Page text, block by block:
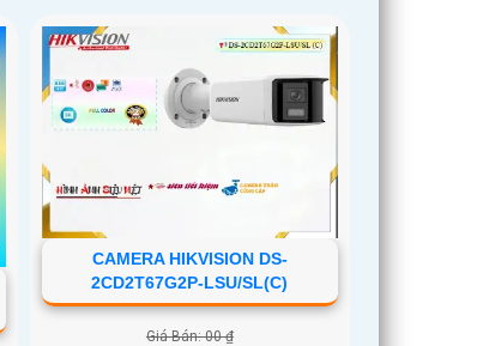
CAMERA HIKVISION DS-
2CD2T67G2P-LSU/SL(C)
Giá Bán: 00 ₫